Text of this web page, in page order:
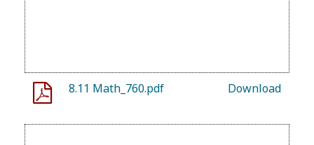
8.11 Math_760.pdf Download